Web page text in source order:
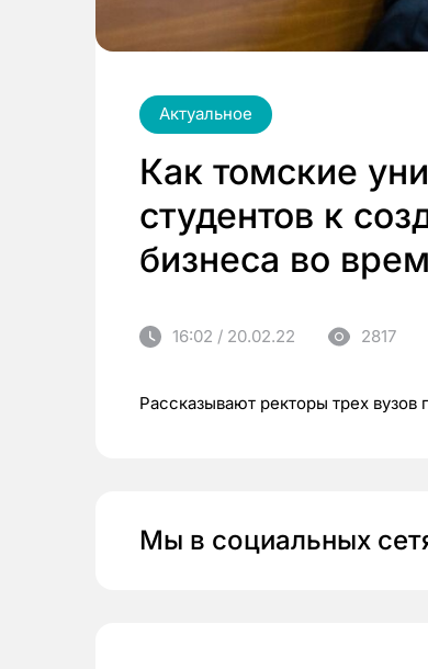
Актуальное
Как томские
студентов к
бизнеса во
16:02 / 20.02.22 2817
Рассказывают ректоры трех вузов
Мы в социальных